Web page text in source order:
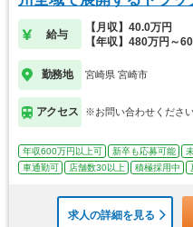
給与
【月収】40.0万円
【年収】480万円～
勤務地 宮崎県 宮崎市
アクセス ※お問い合わせくださ
年収600万円以上可 新卒も応募可能
車通勤可
店舗数30以上 積極採用中
求人の詳細を見る